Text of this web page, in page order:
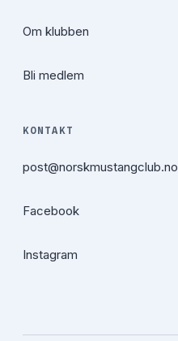
Om klubben
Bli medlem
KONTAKT
post@norskmustangclub.no
Facebook
Instagram